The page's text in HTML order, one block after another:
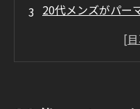
20代メンズがパー
印象を大きく
20代メンズに人気